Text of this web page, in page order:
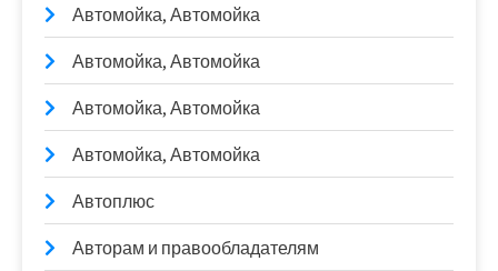
Автомойка, Автомойка
Автомойка, Автомойка
Автомойка, Автомойка
Автомойка, Автомойка
Автоплюс
Авторам и правообладателям